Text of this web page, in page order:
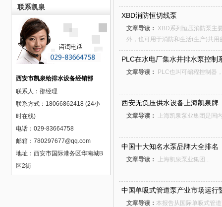
联系凯泉
西安市凯泉给排水设备经销部
联系人：邵经理
联系方式：18066862418 (24小
时在线)
电话：029-83664758
邮箱：780297677@qq.com
地址：西安市国际港务区华南城B
区2街
想用泵用与消防系统的泵类型都差
以考虑。 常见的叫法 常用的消防水
消防泵与卧式消防泵两种 ...
XBD消防恒切线泵
文章导读： XBD系列恒压消防泵主
外，也可用于消防和生活(生产)共
PLC在水电厂集水井排水泵控制
文章导读： PLC也叫可编程控制器
西安无负压供水设备上海凯泉牌
文章导读： 上海凯泉泵业集团是国
中国十大知名水泵品牌大全排名
文章导读： 上海凯泉泵业集团...
中国单吸式管道泵产业市场运行
文章导读： 本报告从国际单吸式管